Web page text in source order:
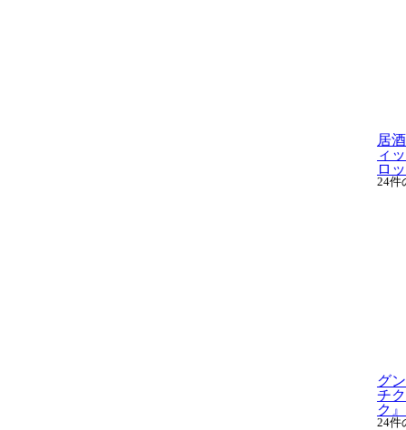
居
ィ
ロ
24件
グ
チ
ク
24件